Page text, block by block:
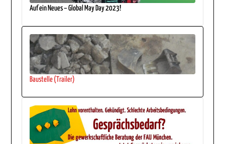
Auf ein Neues – Global May Day 2023!
Baustelle (Trailer)